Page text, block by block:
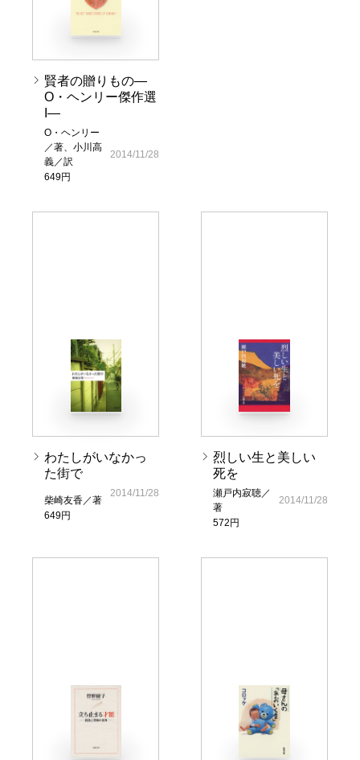
賢者の贈りもの―
O・ヘンリー傑作選
I―
O・ヘンリー
／著、小川高
義／訳
649円
2014/11/28
わたしがいなかっ
た街で
柴崎友香／著
649円
2014/11/28
烈しい生と美しい
死を
瀬戸内寂聴／
著
572円
2014/11/28